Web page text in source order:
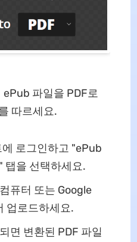
파일을 PDF로
따르세요.
로그인하고 "ePub
탭을 선택하세요.
퓨터 또는 Google
업로드하세요.
면 변환된 PDF 파일